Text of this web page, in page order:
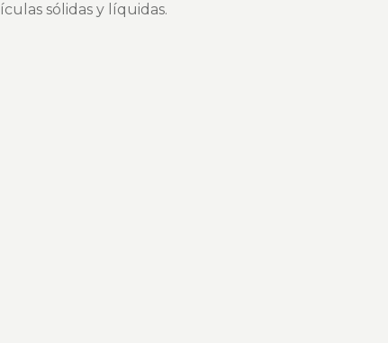
sólidas y líquidas.